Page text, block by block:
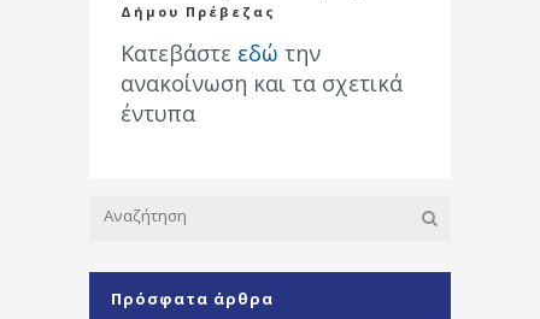
Δήμου Πρέβεζας
Κατεβάστε εδώ την
ανακοίνωση και τα σχετικά
έντυπα
Πρόσφατα άρθρα